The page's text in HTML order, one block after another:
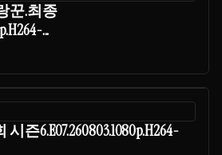
꾼.최종
...
즌6.E07.260803.1080p.H264-